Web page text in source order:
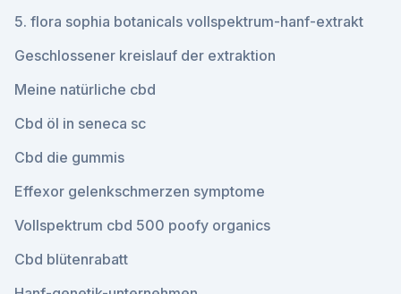
5. flora sophia botanicals vollspektrum-hanf-extrakt
Geschlossener kreislauf der extraktion
Meine natürliche cbd
Cbd öl in seneca sc
Cbd die gummis
Effexor gelenkschmerzen symptome
Vollspektrum cbd 500 poofy organics
Cbd blütenrabatt